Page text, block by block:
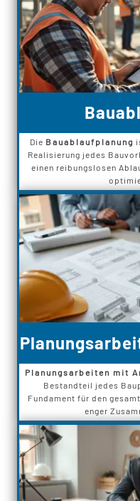
Die Bauablaufplanung
Realisierung jedes
einen reibungslosen
Planungsarbeiten mit
Bestandteil jedes
Fundament für den
enger